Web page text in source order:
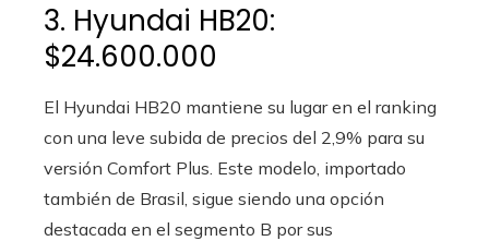
3. Hyundai HB20:
$24.600.000
El Hyundai HB20 mantiene su lugar en el ranking
con una leve subida de precios del 2,9% para su
versión Comfort Plus. Este modelo, importado
también de Brasil, sigue siendo una opción
destacada en el segmento B por sus